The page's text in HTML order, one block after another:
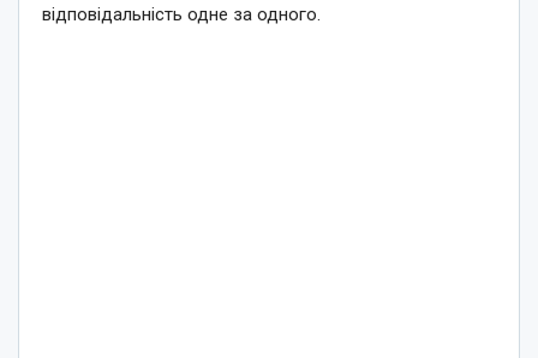
відповідальність одне за одного.